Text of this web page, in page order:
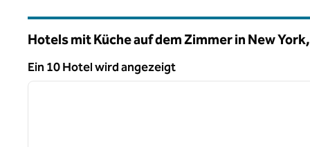
Hotels mit Küche auf dem Zimmer in New York,
Ein 10 Hotel wird angezeigt
Ein 10 Hotel wird angezeigt
1 von 13